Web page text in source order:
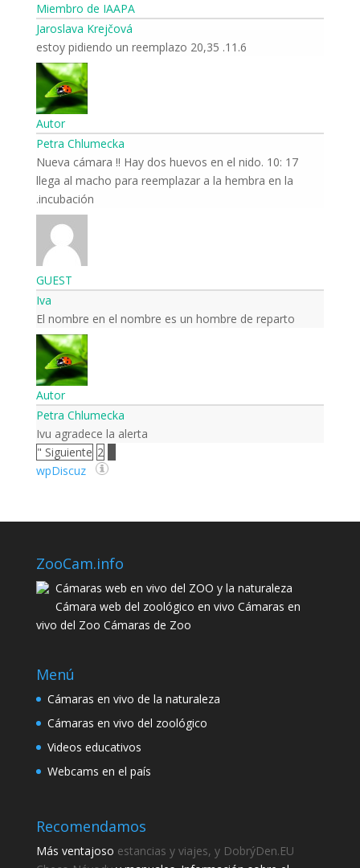
Miembro de IAAPA
Jaroslava Krejčová
11.6. 20,35 estoy pidiendo un reemplazo
Autor
Petra Chlumecka
Nueva cámara !! Hay dos huevos en el nido. 10: 17
llega al macho para reemplazar a la hembra en la
incubación.
GUEST
Iva
El nombre en el nombre es un hombre de reparto
Autor
Petra Chlumecka
Ivu agradece la alerta
2
Siguiente "
wpDiscuz
ZooCam.info
Cámaras web en vivo del ZOO y la naturaleza
Cámara web del zoológico en vivo Cámaras en
vivo del Zoo Cámaras de Zoo
Menú
Cámaras en vivo de la naturaleza
Cámaras en vivo del zoológico
Videos educativos
Webcams en el país
Recomendamos
Más ventajoso estancias y viajes, y DobrýDen.EU